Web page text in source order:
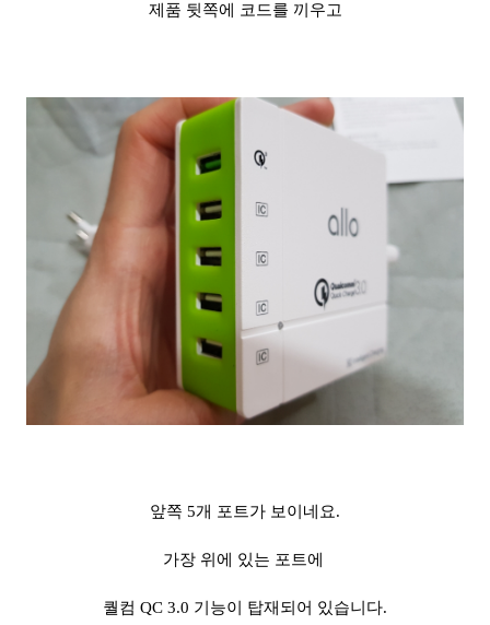
제품 뒷쪽에 코드를 끼우고
앞쪽 5개 포트가 보이네요.
가장 위에 있는 포트에
퀄컴 QC 3.0 기능이 탑재되어 있습니다.